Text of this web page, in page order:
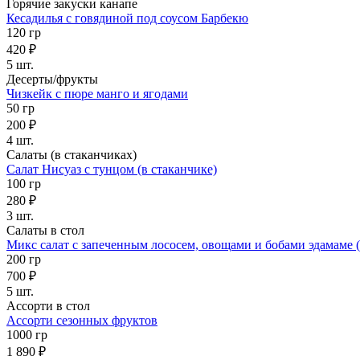
Горячие закуски канапе
Кесадилья с говядиной под соусом Барбекю
120 гр
420 ₽
5 шт.
Десерты/фрукты
Чизкейк с пюре манго и ягодами
50 гр
200 ₽
4 шт.
Салаты (в стаканчиках)
Салат Нисуаз с тунцом (в стаканчике)
100 гр
280 ₽
3 шт.
Салаты в стол
Микс салат с запеченным лососем, овощами и бобами эдамаме
200 гр
700 ₽
5 шт.
Ассорти в стол
Ассорти сезонных фруктов
1000 гр
1 890 ₽